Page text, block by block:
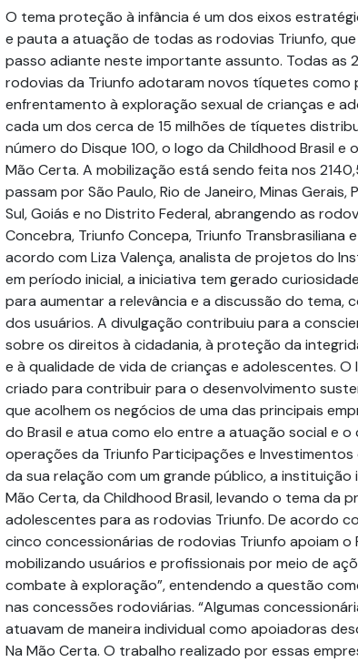
O tema proteção à infância é um dos eixos
e pauta a atuação de todas as rodovias Triunfo,
passo adiante neste importante assunto. Todas as
rodovias da Triunfo adotaram novos tíquetes como
enfrentamento à exploração sexual de crianças e
cada um dos cerca de 15 milhões de tíquetes
número do Disque 100, o logo da Childhood Brasil e
Mão Certa. A mobilização está sendo feita nos
passam por São Paulo, Rio de Janeiro, Minas Gerais,
Sul, Goiás e no Distrito Federal, abrangendo as
Concebra, Triunfo Concepa, Triunfo Transbrasiliana
acordo com Liza Valença, analista de projetos do
em período inicial, a iniciativa tem gerado
para aumentar a relevância e a discussão do tema,
dos usuários. A divulgação contribuiu para a
sobre os direitos à cidadania, à proteção da
e à qualidade de vida de crianças e adolescentes.
criado para contribuir para o desenvolvimento
que acolhem os negócios de uma das principais
do Brasil e atua como elo entre a atuação social e
operações da Triunfo Participações e
da sua relação com um grande público, a instituição
Mão Certa, da Childhood Brasil, levando o tema da
adolescentes para as rodovias Triunfo. De acordo
cinco concessionárias de rodovias Triunfo apoiam o
mobilizando usuários e profissionais por meio de
combate à exploração”, entendendo a questão
nas concessões rodoviárias. “Algumas
atuavam de maneira individual como apoiadoras
Na Mão Certa. O trabalho realizado por essas